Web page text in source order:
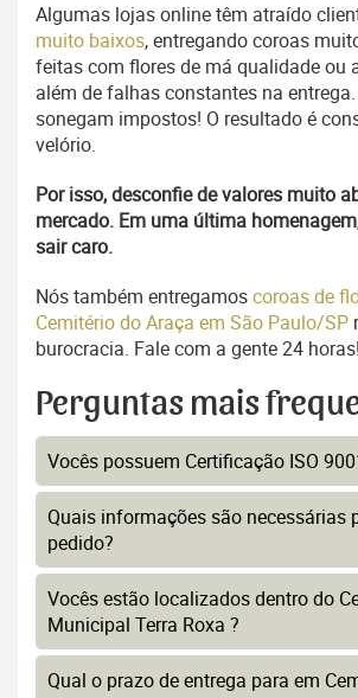
Algumas lojas online têm atraído
muito baixos, entregando coroas
feitas com flores de má qualidade ou
além de falhas constantes na
sonegam impostos! O resultado é
velório.
Por isso, desconfie de valores muito
mercado. Em uma última
sair caro.
Nós também entregamoscoroas de
Cemitério do Araça em São Paulo/SP
burocracia. Fale com a gente 24 horas!
Perguntas mais
Vocês possuem Certificação ISO
Quais informações são necessárias
pedido?
Vocês estão localizados dentro do
Municipal Terra Roxa ?
Qual o prazo de entrega para em